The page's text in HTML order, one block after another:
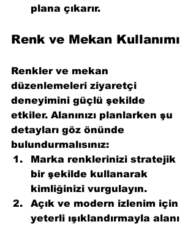
plana çıkarır.
Renk ve Mekan Kullanımı
Renkler ve mekan
düzenlemeleri ziyaretçi
deneyimini güçlü şekilde
etkiler. Alanınızı planlarken şu
detayları göz önünde
bulundurmalısınız:
Marka renklerinizi stratejik
bir şekilde kullanarak
kimliğinizi vurgulayın.
Açık ve modern izlenim için
yeterli ışıklandırmayla alanı